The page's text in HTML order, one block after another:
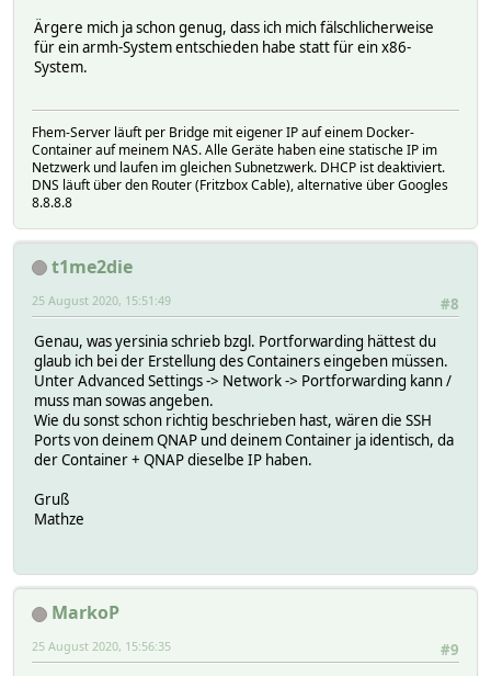
Ärgere mich ja schon genug, dass ich mich fälschlicherweise
für ein armh-System entschieden habe statt für ein x86-
System.
Fhem-Server läuft per Bridge mit eigener IP auf einem Docker-
Container auf meinem NAS. Alle Geräte haben eine statische IP im
Netzwerk und laufen im gleichen Subnetzwerk. DHCP ist deaktiviert.
DNS läuft über den Router (Fritzbox Cable), alternative über Googles
8.8.8.8
t1me2die
#8
25 August 2020, 15:51:49
Genau, was yersinia schrieb bzgl. Portforwarding hättest du
glaub ich bei der Erstellung des Containers eingeben müssen.
Unter Advanced Settings -> Network -> Portforwarding kann /
muss man sowas angeben.
Wie du sonst schon richtig beschrieben hast, wären die SSH
Ports von deinem QNAP und deinem Container ja identisch, da
der Container + QNAP dieselbe IP haben.
Gruß
Mathze
MarkoP
#9
25 August 2020, 15:56:35